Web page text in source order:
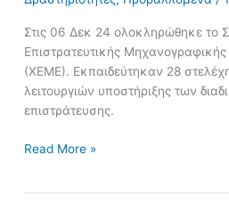
Στις 06 Δεκ 24 ολοκληρώθηκε το
Επιστρατευτικής
(ΧΕΜΕ). Εκπαιδεύτηκαν 28
λειτουργιών υποστήριξης των
επιστράτευσης.
Read More »